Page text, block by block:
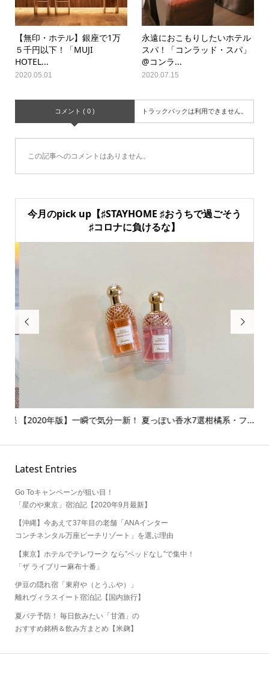
【無印・ホテル】銀座で1万
５千円以下！「MUJI
HOTEL...
2020.05.01
永遠におこもりしたいホテル
スパ！「コンラッド・スパ」
@コンラ...
2020.07.15
コメント ( 0 ) トラックバックは利用できません。
この記事へのコメントはありません。
今月のpick up【♯STAYHOME ♯おうちで過ごそう
♯コロナに負けるな】

【2020年版】一瞬で気分一新！ 夏っぽい香水7選柑橘系・フ...

Latest Entries
Go Toキャンペーンが狙い目！
「星のや東京」宿泊記【2020年9月最新】
【沖縄】今あえて37年目の老舗「ANAインター
コンチネンタル万座ビーチリゾート」を選ぶ理由
【東京】ホテルでテレワーク なら”ベッドなし”で集中！
「ザ ライブリー麻布十番」
伊豆の隠れ宿「東府や（とうふや）」
離れヴィラスイート宿泊記【国内旅行】
夏バテ予防！ 毎日飲みたい「甘酒」の
おすすめ銘柄＆飲み方まとめ【米麹】